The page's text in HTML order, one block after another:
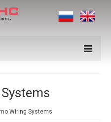
Wiring Systems